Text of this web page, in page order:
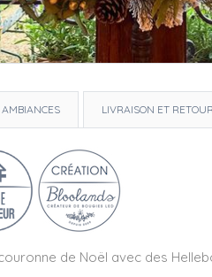
AMBIANCES LIVRAISON ET
de Noël avec des